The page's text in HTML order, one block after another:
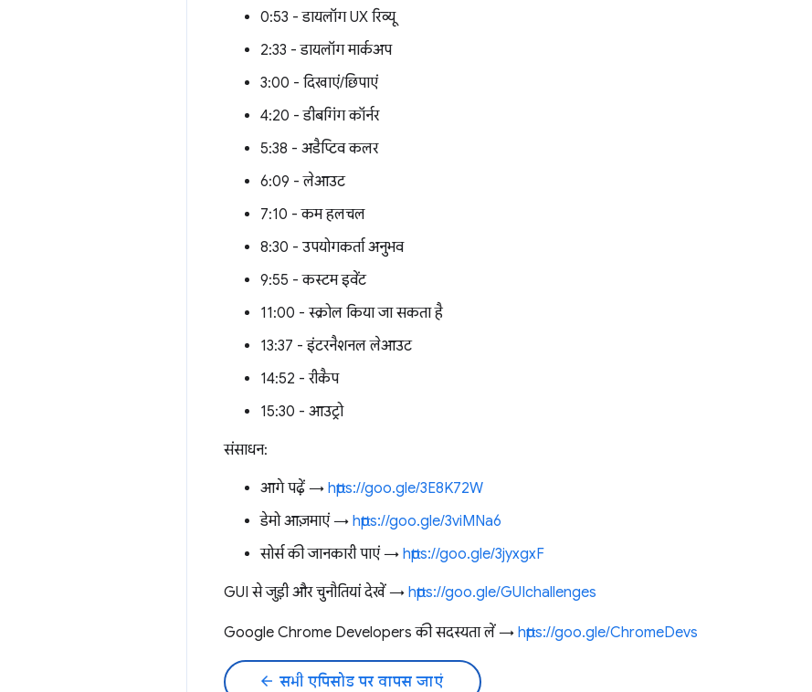
0:53 - डायलॉग UX रिव्यू
2:33 - डायलॉग मार्कअप
3:00 - दिखाएं/छिपाएं
4:20 - डीबगिंग कॉर्नर
5:38 - अडैप्टिव कलर
6:09 - लेआउट
7:10 - कम हलचल
8:30 - उपयोगकर्ता अनुभव
9:55 - कस्टम इवेंट
11:00 - स्क्रोल किया जा सकता है
13:37 - इंटरनैशनल लेआउट
14:52 - रीकैप
15:30 - आउट्रो
संसाधन:
आगे पढ़ें → https://goo.gle/3E8K72W
डेमो आज़माएं → https://goo.gle/3viMNa6
सोर्स की जानकारी पाएं → https://goo.gle/3jyxgxF
GUI से जुड़ी और चुनौतियां देखें → https://goo.gle/GUIchallenges
Google Chrome Developers की सदस्यता लें → https://goo.gle/ChromeDevs
arrow_back सभी एपिसोड पर वापस जाएं